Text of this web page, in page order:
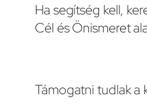
Ha segítség kell,
Cél és Önismeret
Támogatni tudlak a